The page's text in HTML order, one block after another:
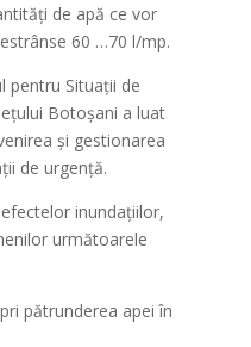
de apă ce vor
60 …70 l/mp.
pentru Situații de
Botoșani a luat
și gestionarea
de urgență.
inundațiilor,
următoarele
pătrunderea apei în